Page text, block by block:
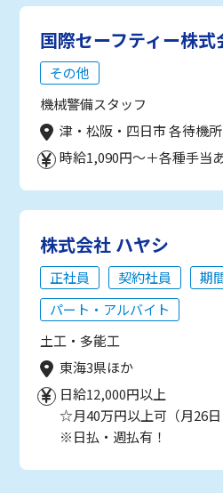
国際セーフティー株
その他
機械警備スタッフ
津・松阪・四日市 各待機所
時給1,090円～＋各種手当
株式会社 ハヤシ
正社員 契約社員
期
パート・アルバイト
土工・多能工
東海3県ほか
日給12,000円以上
☆月40万円以上可（月26日
※日払・週払有！